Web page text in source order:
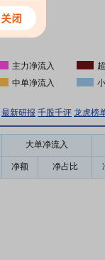
主力净流入
中单净流入
最新研报 千股千评 龙虎榜
大单净流入
净额 净占比